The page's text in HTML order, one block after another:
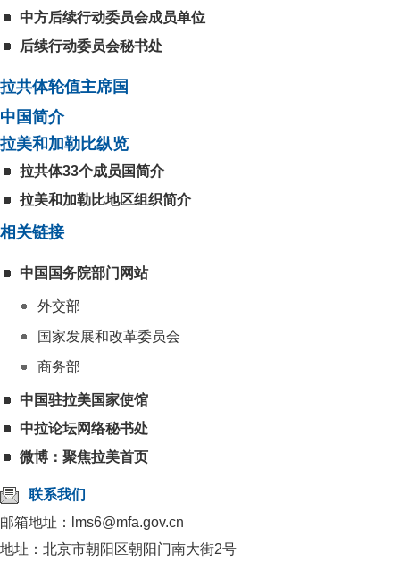
中方后续行动委员会成员单位
后续行动委员会秘书处
拉共体轮值主席国
中国简介
拉美和加勒比纵览
拉共体33个成员国简介
拉美和加勒比地区组织简介
相关链接
中国国务院部门网站
外交部
国家发展和改革委员会
商务部
中国驻拉美国家使馆
中拉论坛网络秘书处
微博：聚焦拉美首页
联系我们
邮箱地址：lms6@mfa.gov.cn
地址：北京市朝阳区朝阳门南大街2号